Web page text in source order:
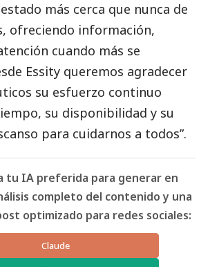
más cerca que nunca de
ofreciendo información,
cuando más se
Essity queremos agradecer
su esfuerzo continuo
su disponibilidad y su
para cuidarnos a todos”.
tu IA preferida para generar en
completo del contenido y una
optimizado para redes sociales:
Claude